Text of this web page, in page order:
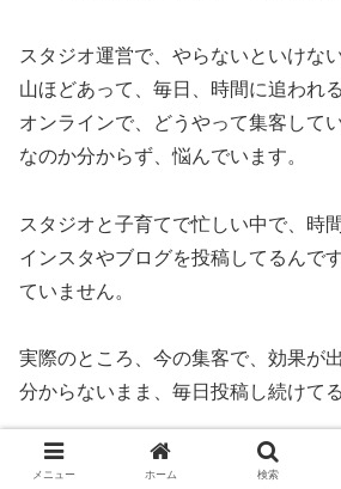
スタジオ運営で、やらないといけな
山ほどあって、毎日、時間に追われる
オンラインで、どうやって集客して
なのか分からず、悩んでいます。
スタジオと子育てで忙しい中で、時
インスタやブログを投稿してるんで
ていません。
実際のところ、今の集客で、効果が
分からないまま、毎日投稿し続けて
どう集客していけば良いのか迷って
メニュー ホーム 検索